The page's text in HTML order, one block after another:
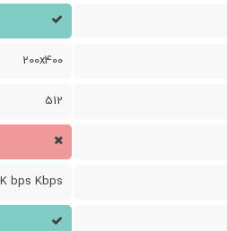
200x400
512
bps Kbps